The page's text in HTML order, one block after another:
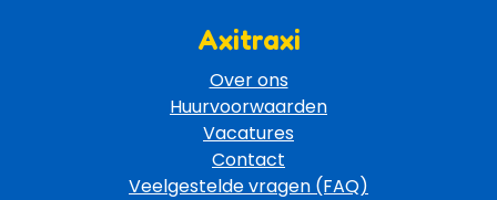
Axitraxi
Over ons
Huurvoorwaarden
Vacatures
Contact
Veelgestelde vragen (FAQ)